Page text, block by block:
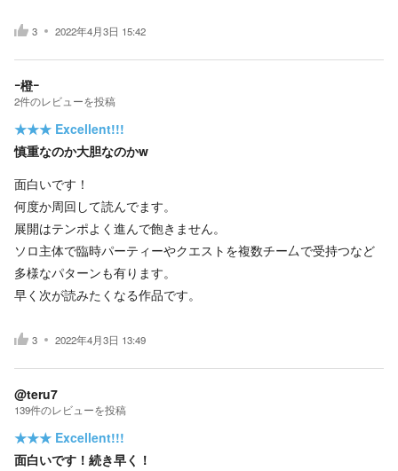
3 2022年4月3日 15:42
ｰ橙ｰ
2件のレビューを投稿
★★★ Excellent!!!
慎重なのか大胆なのかw
面白いです！
何度か周回して読んでます。
展開はテンポよく進んで飽きません。
ソロ主体で臨時パーティーやクエストを複数チー厶で受持つなど
多様なパターンも有ります。
早く次が読みたくなる作品です。
3 2022年4月3日 13:49
@teru7
139件のレビューを投稿
★★★ Excellent!!!
面白いです！続き早く！